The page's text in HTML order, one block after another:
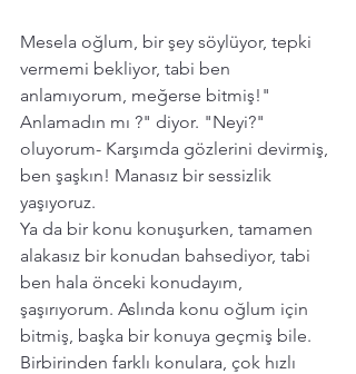
Mesela oğlum, bir şey söylüyor, tepki
vermemi bekliyor, tabi ben
anlamıyorum, meğerse bitmiş!"
Anlamadın mı ?" diyor. "Neyi?"
oluyorum- Karşımda gözlerini devirmiş,
ben şaşkın! Manasız bir sessizlik
yaşıyoruz.
Ya da bir konu konuşurken, tamamen
alakasız bir konudan bahsediyor, tabi
ben hala önceki konudayım,
şaşırıyorum. Aslında konu oğlum için
bitmiş, başka bir konuya geçmiş bile.
Birbirinden farklı konulara, çok hızlı